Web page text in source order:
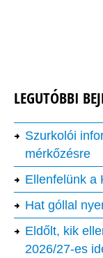
LEGUTÓBBI
Szurkolói
mérkőzésre
Ellenfelünk a
Hat góllal
Eldőlt, kik
2026/27-es